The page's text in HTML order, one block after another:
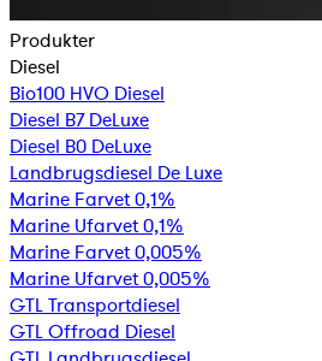
Produkter
Diesel
Bio100 HVO Diesel
Diesel B7 DeLuxe
Diesel B0 DeLuxe
Landbrugsdiesel De Luxe
Marine Farvet 0,1%
Marine Ufarvet 0,1%
Marine Farvet 0,005%
Marine Ufarvet 0,005%
GTL Transportdiesel
GTL Offroad Diesel